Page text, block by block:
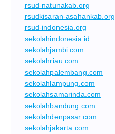
rsud-natunakab.org
rsudkisaran-asahankab.org
rsud-indonesia.org
sekolahindonesia.id
sekolahjambi.com
sekolahriau.com
sekolahpalembang.com
sekolahlampung.com
sekolahsamarinda.com
sekolahbandung.com
sekolahdenpasar.com
sekolahjakarta.com